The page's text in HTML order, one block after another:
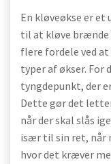
En kløveøkse er
til at kløve brænde
flere fordele ved
typer af økser.
tyngdepunkt, der
Dette gør det
når der skal slås
især til sin ret, når
hvor det kræver